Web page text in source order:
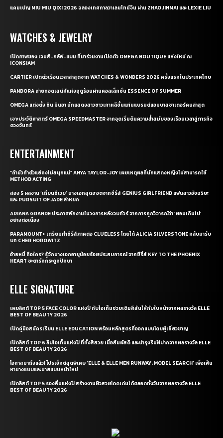
แคมเปญ MIU MIU QIXI 2026 ฉลองเทศกาลวาเลนไทน์จีน ผ่าน ZHAO JINMAI และ LEXIE LIU
WATCHES & JEWELRY
เปิดภาพของ เจมส์-กลัฟ-แบม ที่มาร่วมงานเปิดตัว OMEGA BOUTIQUE แห่งใหม่ ณ
ICONSIAM
CARTIER เปิดตัวเรือนเวลาล่าสุดจาก WATCHES & WONDERS 2026 ครั้งแรกในประเทศไทย
PANDORA ถ่ายทอดเสน่ห์แห่งฤดูร้อนผ่านคอลเล็กชั่น ESSENCE OF SUMMER
OMEGA แต่งตั้ง ชิน มินอา นักแสดงสาวชาวเกาหลีขึ้นแท่นแบรนด์แอมบาสซาเดอร์คนล่าสุด
เจาะประวัติศาสตร์ OMEGA SPEEDMASTER จากจุดเริ่มต้นความล้ำสมัยของเรือนเวลาสู่ภารกิจ
ดวงจันทร์
ENTERTAINMENT
“ถ้ามัวทำตัวแย่คงไม่สนุกแน่” ANYA TAYLOR-JOY เผยเหตุผลที่นักแสดงหญิงไม่สามารถใช้
METHOD ACTING
ส่อง 5 ผลงาน ‘เถียนซีเวย’ นางเอกสุดฮอตจากซีรี่ส์ GENIUS GIRLFRIEND แฟนสาวอัจฉริยะ
และ PURSUIT OF JADE ล่าหยก
ARIANA GRANDE ประกาศพักงานในวงการหลังจบทัวร์ จากการถูกวิจารณ์ว่า ‘ผอมเกินไป’
อย่างต่อเนื่อง
PARAMOUNT+ เตรียมทำซีรี่ส์ภาคต่อ CLUELESS โดยได้ ALICIA SILVERSTONE กลับมารับ
บท CHER HOROWITZ
อ้ายหมี่ คือใคร? รู้จักนางเอกอายุน้อยร้อยประสบการณ์ จากซีรี่ส์ KEY TO THE PHOENIX
HEART ชะตารักกระดูกปักษา
ELLE SIGNATURE
เผยลิสต์ TOP 5 FACE COLOR แห่งปี กับไอเท็มช่วยเติมสีสันให้กับใบหน้าจากผลรางวัล ELLE
BEST OF BEAUTY 2026
เปิดคู่มือสมัครเรียน ELLE EDUCATION พร้อมหลักสูตรที่ออกแบบโดยผู้เชี่ยวชาญ
เปิดลิสต์ TOP 6 ลิปไอเท็มแห่งปี ที่ทั้งสีสวย เนื้อสัมผัสดี และบำรุงริมฝีปากจากผลรางวัล ELLE
BEST OF BEAUTY 2026
โอกาสมาถึงแล้ว! โปรเจ็กต์สุดพิเศษ ‘ELLE & ELLE MEN RUNWAY: MODEL SEARCH’ เพื่อเฟ้น
หานางแบบและนายแบบหน้าใหม่
เปิดลิสต์ TOP 5 รองพื้นแห่งปี สร้างงานผิวสวยโดดเด่นได้ตลอดทั้งวันจากผลรางวัล ELLE
BEST OF BEAUTY 2026